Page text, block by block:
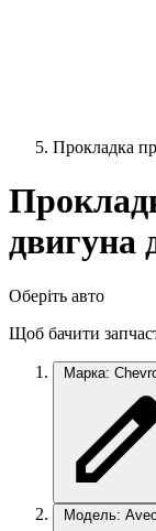
Прокладка
двигуна
Оберіть авто
Щоб бачити
Марка:
Модель: